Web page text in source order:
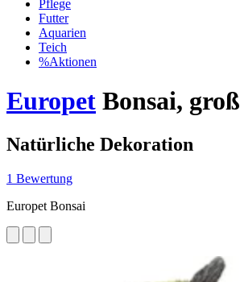
Pflege
Futter
Aquarien
Teich
%Aktionen
Europet Bonsai, groß
Natürliche Dekoration
1 Bewertung
Europet Bonsai